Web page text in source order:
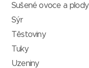
Sušené ovoce a plody
Sýr
Těstoviny
Tuky
Uzeniny